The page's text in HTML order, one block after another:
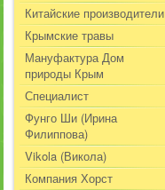
Китайские производители
Крымские травы
Мануфактура Дом
природы Крым
Специалист
Фунго Ши (Ирина
Филиппова)
Vikola (Викола)
Компания Хорст